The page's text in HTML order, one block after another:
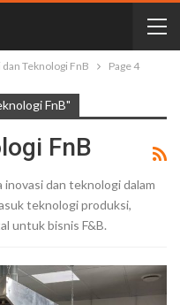
dan Teknologi FnB Page 4
FnB"
FnB
dan teknologi dalam
teknologi produksi,
untuk bisnis F&B.